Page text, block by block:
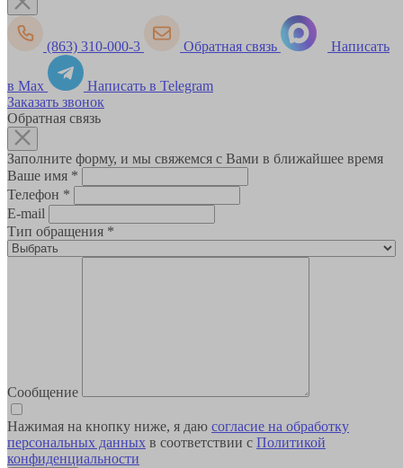
(863) 310-000-3 Обратная связь Написать
в Max
Написать в Telegram
Заказать звонок
Обратная связь
Заполните форму, и мы свяжемся с Вами в ближайшее время
Ваше имя *
Телефон *
E-mail
Тип обращения *
Сообщение
Нажимая на кнопку ниже, я даю согласие на обработку
персональных данных в соответствии с Политикой
конфиденциальности